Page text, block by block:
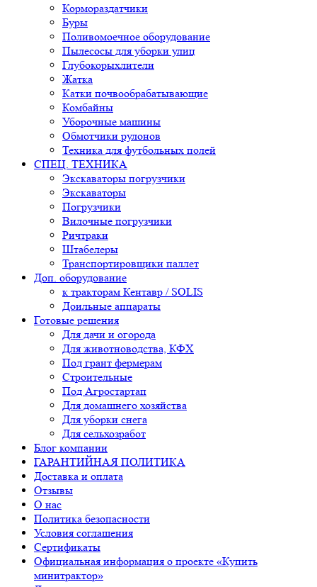
Кормораздатчики
Буры
Поливомоечное оборудование
Пылесосы для уборки улиц
Глубокорыхлители
Жатка
Катки почвообрабатывающие
Комбайны
Уборочные машины
Обмотчики рулонов
Техника для футбольных полей
СПЕЦ. ТЕХНИКА
Экскаваторы погрузчики
Экскаваторы
Погрузчики
Вилочные погрузчики
Ричтраки
Штабелеры
Транспортировщики паллет
Доп. оборудование
к тракторам Кентавр / SOLIS
Доильные аппараты
Готовые решения
Для дачи и огорода
Для животноводства, КФХ
Под грант фермерам
Строительные
Под Агростартап
Для домашнего хозяйства
Для уборки снега
Для сельхозработ
Блог компании
ГАРАНТИЙНАЯ ПОЛИТИКА
Доставка и оплата
Отзывы
О нас
Политика безопасности
Условия соглашения
Сертификаты
Официальная информация о проекте «Купить
минитрактор»